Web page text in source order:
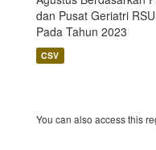
dan Pusat Geriatri
Pada Tahun 2023
CSV
You can also access this